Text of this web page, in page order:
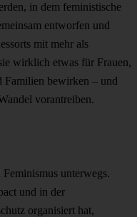
in dem feministische
entworfen und
mit mehr als
wirklich etwas für Frauen,
Familien bewirken – und
vorantreiben.
unterwegs.
und in der
organisiert hat,